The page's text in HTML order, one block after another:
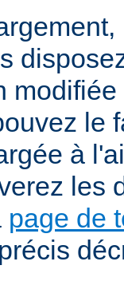
le
à
les
page de